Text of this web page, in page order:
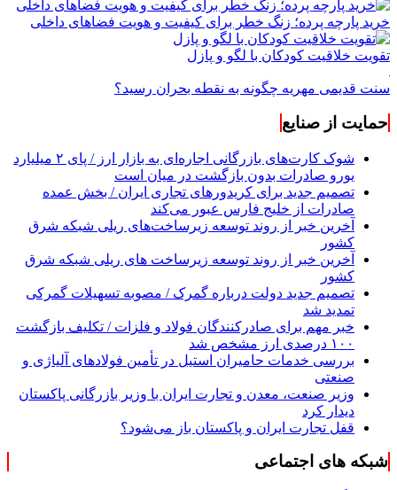
خرید پارچه پرده؛ زنگ خطر برای کیفیت و هویت فضاهای داخلی
تقویت خلاقیت کودکان با لگو و پازل
سنت قدیمی مهریه چگونه به نقطه بحران رسید؟
حمایت از صنایع
شوک کارت‌های بازرگانی اجاره‌ای به بازار ارز / پای ۲ میلیارد
یورو صادرات بدون بازگشت در میان است
تصمیم جدید برای کریدورهای تجاری ایران / بخش عمده
صادرات از خلیج فارس عبور می‌کند
آخرین خبر از روند توسعه زیرساخت‌های ریلی شبکه شرق
کشور
آخرین خبر از روند توسعه زیرساخت های ریلی شبکه شرق
کشور
تصمیم جدید دولت درباره گمرک / مصوبه تسهیلات گمرکی
تمدید شد
خبر مهم برای صادرکنندگان فولاد و فلزات / تکلیف بازگشت
۱۰۰ درصدی ارز مشخص شد
بررسی خدمات حامیران استیل در تأمین فولادهای آلیاژی و
صنعتی
وزیر صنعت، معدن و تجارت ایران با وزیر بازرگانی پاکستان
دیدار کرد
قفل تجارت ایران و پاکستان باز می‌شود؟
شبکه های اجتماعی